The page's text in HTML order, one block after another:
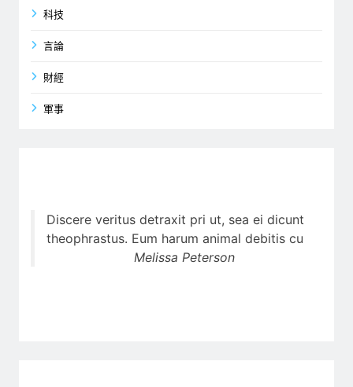
科技
言論
財經
軍事
Discere veritus detraxit pri ut, sea ei dicunt
theophrastus. Eum harum animal debitis cu
Melissa Peterson